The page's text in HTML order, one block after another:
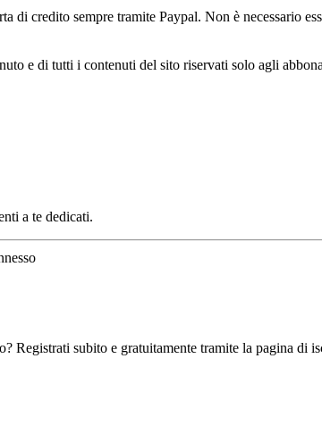
di credito sempre tramite Paypal. Non è necessario
e di tutti i contenuti del sito riservati solo agli
a te dedicati.
Registrati subito e gratuitamente tramite la pagina di